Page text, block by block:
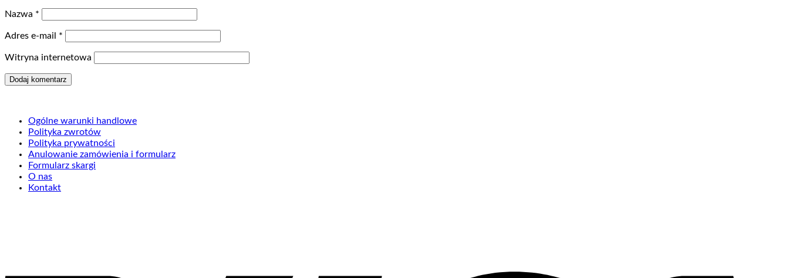
Nazwa *
Adres e-mail *
Witryna internetowa
Ogólne warunki handlowe
Polityka zwrotów
Polityka prywatności
Anulowanie zamówienia i formularz
Formularz skargi
O nas
Kontakt